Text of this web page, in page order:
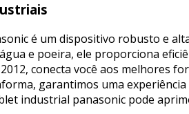
é um dispositivo robusto e
e poeira, ele proporciona
conecta você aos melhores
garantimos uma
industrial panasonic pode